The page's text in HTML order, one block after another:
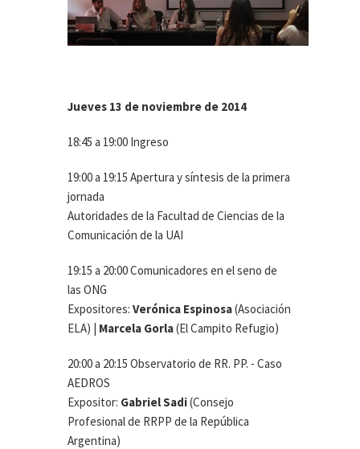
Jueves 13 de noviembre de 2014
18:45 a 19:00 Ingreso
19:00 a 19:15 Apertura y síntesis de la primera
jornada
Autoridades de la Facultad de Ciencias de la
Comunicación de la UAI
19:15 a 20:00 Comunicadores en el seno de
las ONG
Expositores: Verónica Espinosa(Asociación
ELA) | Marcela Gorla(El Campito Refugio)
20:00 a 20:15 Observatorio de RR. PP. - Caso
AEDROS
Expositor: Gabriel Sadi(Consejo
Profesional de RRPP de la República
Argentina)